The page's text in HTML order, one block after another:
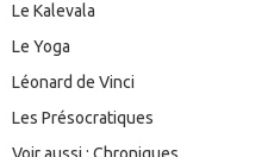
Le Kalevala
Le Yoga
Léonard de Vinci
Les Présocratiques